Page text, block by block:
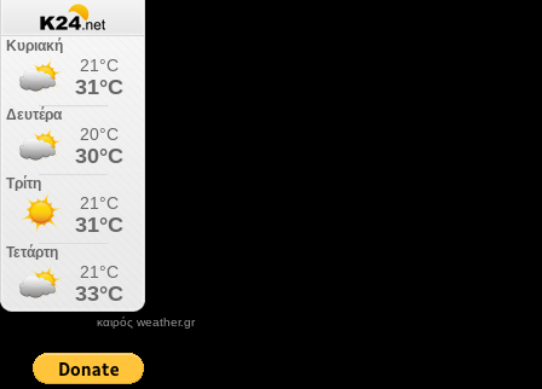
καιρός weather.gr